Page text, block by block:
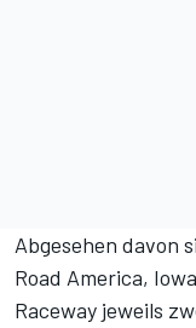
Abgesehen davon
Road America,
Raceway jeweils